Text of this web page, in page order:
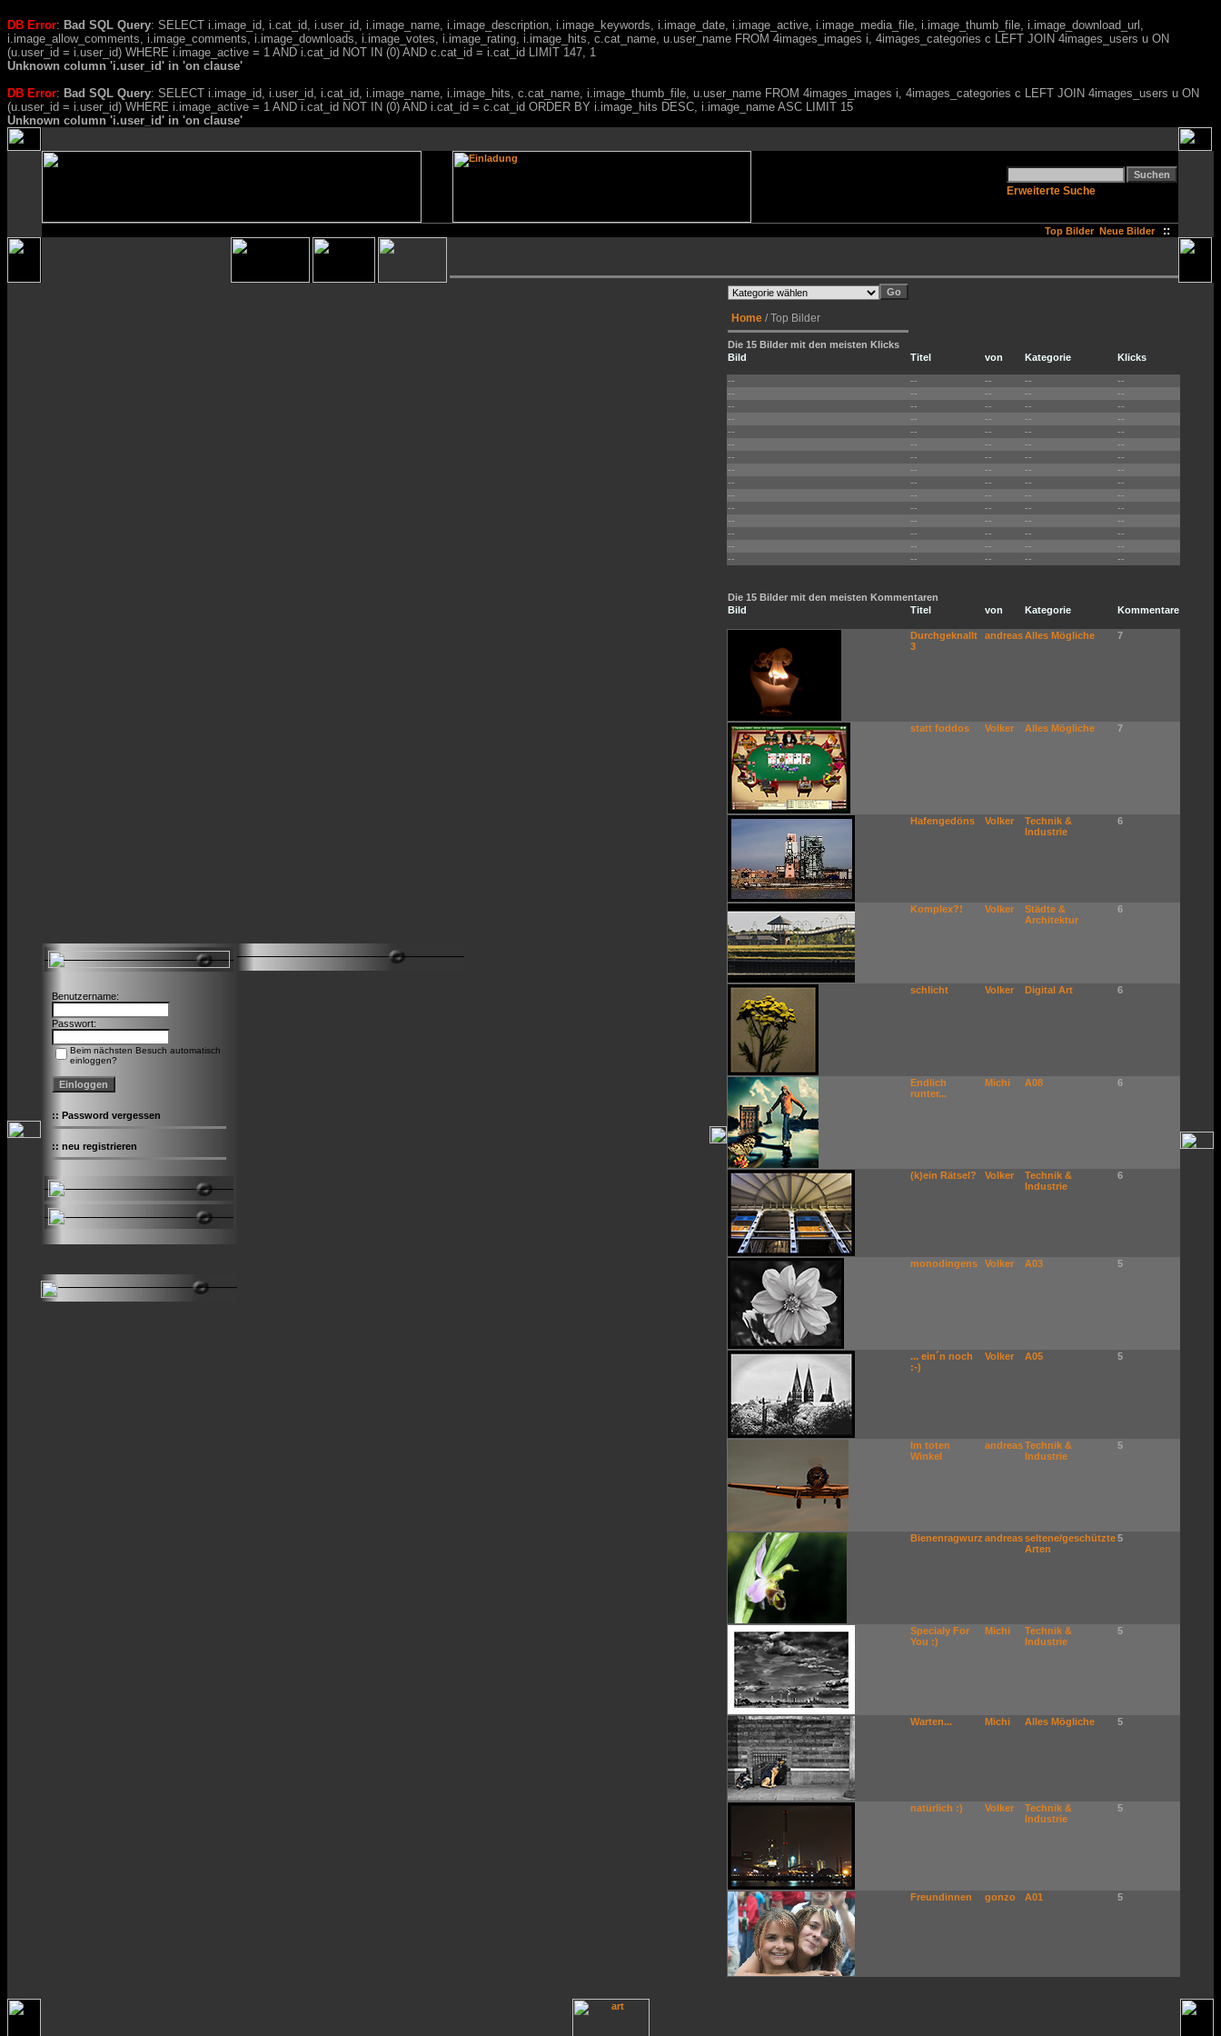
DB Error: Bad SQL Query: SELECT i.image_id, i.cat_id, i.user_id, i.image_name, i.image_description, i.image_keywords, i.image_date, i.image_active, i.image_media_file, i.image_thumb_file, i.image_download_url,
i.image_allow_comments, i.image_comments, i.image_downloads, i.image_votes, i.image_rating, i.image_hits, c.cat_name, u.user_name FROM 4images_images i, 4images_categories c LEFT JOIN 4images_users u ON
(u.user_id = i.user_id) WHERE i.image_active = 1 AND i.cat_id NOT IN (0) AND c.cat_id = i.cat_id LIMIT 147, 1
Unknown column 'i.user_id' in 'on clause'
DB Error: Bad SQL Query: SELECT i.image_id, i.user_id, i.cat_id, i.image_name, i.image_hits, c.cat_name, i.image_thumb_file, u.user_name FROM 4images_images i, 4images_categories c LEFT JOIN 4images_users u ON
(u.user_id = i.user_id) WHERE i.image_active = 1 AND i.cat_id NOT IN (0) AND i.cat_id = c.cat_id ORDER BY i.image_hits DESC, i.image_name ASC LIMIT 15
Unknown column 'i.user_id' in 'on clause'
Erweiterte Suche
Top Bilder Neue Bilder ::
Benutzername:
Passwort:
Beim nächsten Besuch automatisch
einloggen?
:: Password vergessen
:: neu registrieren
Home / Top Bilder
Die 15 Bilder mit den meisten Klicks
Bild
Titel von Kategorie Klicks
-- -- -- --
--
--
-- -- --
--
--
-- -- --
--
--
-- -- --
--
--
-- -- --
--
--
-- -- --
--
--
-- -- --
--
--
-- -- --
--
--
-- -- --
--
--
-- -- --
--
--
-- -- --
--
--
-- -- --
--
--
-- -- --
--
--
-- -- --
--
--
-- -- -- --
Die 15 Bilder mit den meisten Kommentaren
Bild
Titel von Kategorie Kommentare
Durchgeknallt
3
andreasAlles Mögliche 7
statt foddos Volker Alles Mögliche 7
Hafengedöns Volker
Technik &
Industrie
6
Komplex?! Volker
Städte &
Architektur
6
schlicht Volker Digital Art 6
Endlich
runter...
Michi A08 6
(k)ein Rätsel? Volker
Technik &
Industrie
6
monodingens Volker A03 5
... ein´n noch
:-)
Volker A05 5
Im toten
Winkel
andreasTechnik &
Industrie
5
Bienenragwurz andreasseltene/geschützte
Arten
5
Specialy For
You :)
Michi
Technik &
Industrie
5
Warten... Michi Alles Mögliche 5
natürlich :) Volker
Technik &
Industrie
5
Freundinnen gonzo A01 5